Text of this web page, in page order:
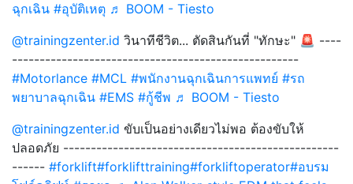
ฉุกเฉิน #อุบัติเหตุ ♬ BOOM - Tiesto
@trainingzenter.id วินาทีชีวิต... ตัดสินกันที่ "ทักษะ" 🚨 ----
----------------------------------------------------
#Motorlance #MCL #พนักงานฉุกเฉินการแพทย์ #รถ
พยาบาลฉุกเฉิน #EMS #กู้ชีพ ♬ BOOM - Tiesto
@trainingzenter.id ขับเป็นอย่างเดียวไม่พอ ต้องขับให้
ปลอดภัย --------------------------------------------------
------ #forklift#forklifttraining#forkliftoperator#อบรม